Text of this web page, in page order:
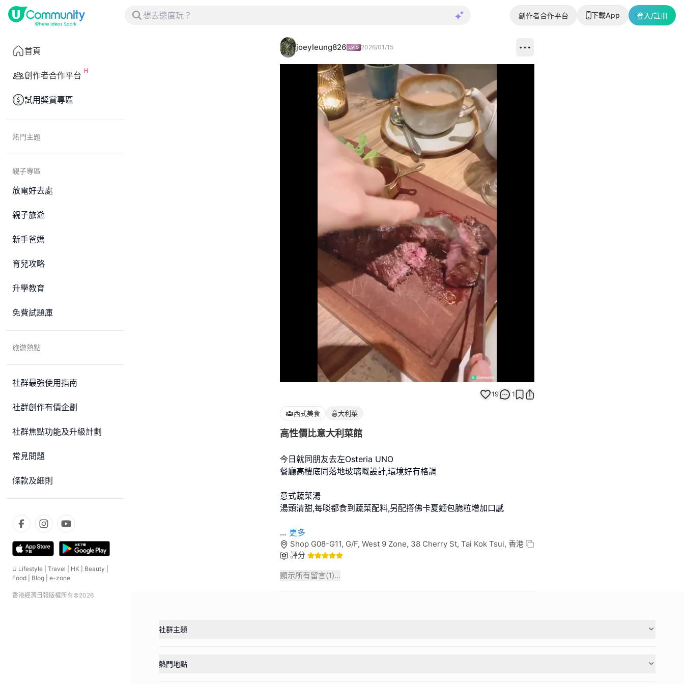
創作者合作平台 下載App 登入/註冊
首頁
創作者合作平台
試用獎賞專區
熱門主題
親子專區
放電好去處
親子旅遊
新手爸媽
育兒攻略
升學教育
免費試題庫
旅遊熱點
社群最強使用指南
社群創作有價企劃
社群焦點功能及升級計劃
常見問題
條款及細則
U Lifestyle Travel HK Beauty
Food
Blog e-zone
香港經濟日報版權所有©2026
joeyleung826 2026/01/15
Loaded
100.00%
19 1
西式美食 意大利菜
高性價比意大利菜館
今日就同朋友去左Osteria UNO
餐廳高樓底同落地玻璃嘅設計,環境好有格調
意式蔬菜湯
湯頭清甜,每啖都食到蔬菜配料,另配撘佛卡夏麵包脆粒增加口感
... 更多
Shop G08-G11, G/F, West 9 Zone, 38 Cherry St, Tai Kok Tsui, 香港
評分
顯示所有留言(1)...
社群主題
熱門地點